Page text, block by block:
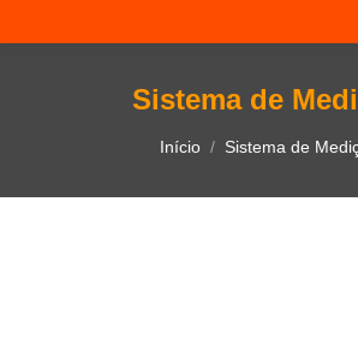
Sistema de
Você está aqui:
Início Sistema de